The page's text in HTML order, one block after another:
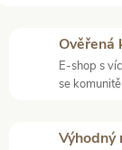
Ověřená
E-shop s
se
Výhodný